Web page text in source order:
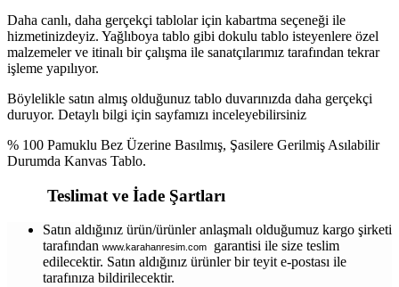
Daha canlı, daha gerçekçi tablolar için kabartma seçeneği ile
hizmetinizdeyiz. Yağlıboya tablo gibi dokulu tablo isteyenlere özel
malzemeler ve itinalı bir çalışma ile sanatçılarımız tarafından tekrar
işleme yapılıyor.
Böylelikle satın almış olduğunuz tablo duvarınızda daha gerçekçi
duruyor. Detaylı bilgi için sayfamızı inceleyebilirsiniz
% 100 Pamuklu Bez Üzerine Basılmış, Şasilere Gerilmiş Asılabilir
Durumda Kanvas Tablo.
Teslimat ve İade Şartları
Satın aldığınız ürün/ürünler anlaşmalı olduğumuz kargo şirketi
tarafından www.karahanresim.com
garantisi ile size teslim
edilecektir. Satın aldığınız ürünler bir teyit e-postası ile
tarafınıza bildirilecektir.